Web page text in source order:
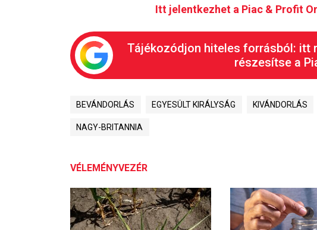
Itt jelentkezhet a Piac & Profit
Tájékozódjon hiteles forrásból: itt
részesítse a
BEVÁNDORLÁS EGYESÜLT KIRÁLYSÁG KIVÁNDORLÁS
NAGY-BRITANNIA
VÉLEMÉNYVEZÉR